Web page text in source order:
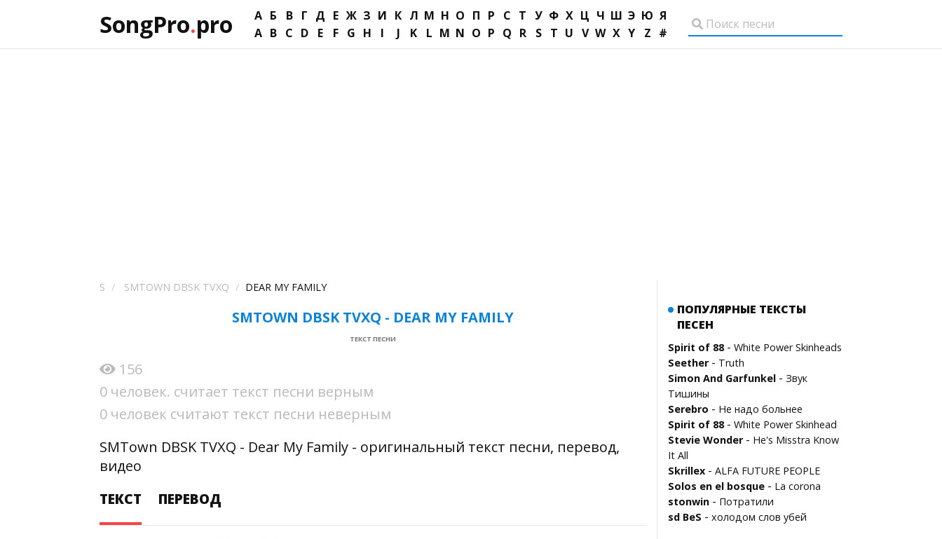
SongPro.pro А Б В Г Д Е Ж З И К Л М Н О П Р С Т У Ф Х Ц Ч Ш Э Ю Я
A B C D E F G H I J K L M N O P Q R S T U V W X Y Z #
S SMTOWN DBSK TVXQ DEAR MY FAMILY
SMTOWN DBSK TVXQ - DEAR MY FAMILY
ТЕКСТ ПЕСНИ
156
0 человек. считает текст песни верным
0 человек считают текст песни неверным
SMTown DBSK TVXQ - Dear My Family - оригинальный текст песни, перевод,
видео
ТЕКСТ
ПЕРЕВОД
ПОПУЛЯРНЫЕ ТЕКСТЫ
ПЕСЕН
Spirit of 88- White Power Skinheads
Seether- Truth
Simon And Garfunkel - Звук
Тишины
Serebro - Не надо больнее
Spirit of 88- White Power Skinhead
Stevie Wonder- He's Misstra Know
It All
Skrillex - ALFA FUTURE PEOPLE
Solos en el bosque - La corona
stonwin - Потратили
sd BeS - холодом слов убей